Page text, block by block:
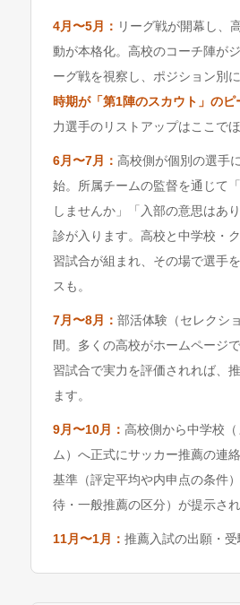
4月〜5月： リーグ戦が開幕し、
動が本格化。高校のコーチ陣が
ーグ戦を視察し、ポジション別に
時期が「第1陣のスカウト」のピ
力選手のリストアップはここで
6月〜7月：高校側が個別の選手
始。所属チームの監督を通じて
しませんか」「入部の意思はあ
診が入ります。高校と中学校・
習試合が組まれ、その場で選手
スも。
7月〜8月：部活体験（セレクシ
間。多くの高校がホームページ
習試合で実力を評価されれば、
ます。
9月〜10月：高校側から中学校
ム）へ正式にサッカー推薦の連
基準（評定平均や内申点の条件
待・一般推薦の区分）が提示され
11月〜1月：推薦入試の出願・受